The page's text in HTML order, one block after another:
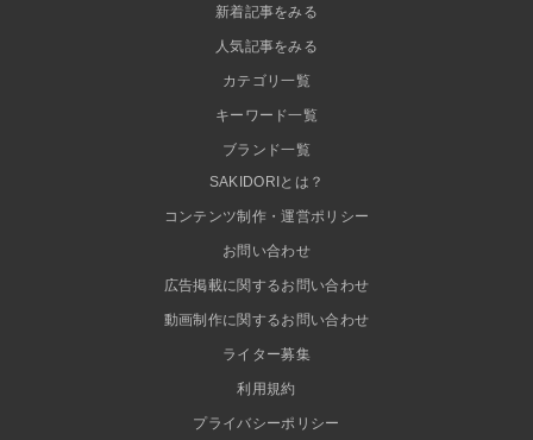
新着記事をみる
人気記事をみる
カテゴリ一覧
キーワード一覧
ブランド一覧
SAKIDORIとは？
コンテンツ制作・運営ポリシー
お問い合わせ
広告掲載に関するお問い合わせ
動画制作に関するお問い合わせ
ライター募集
利用規約
プライバシーポリシー